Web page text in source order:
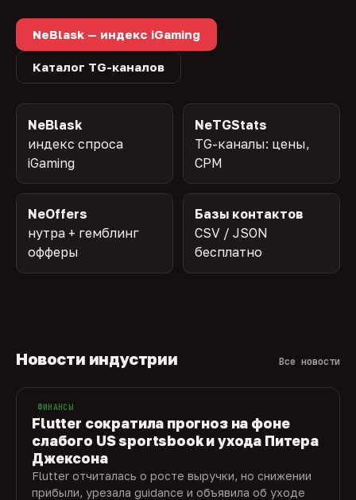
NeBlask — индекс iGaming
Каталог TG-каналов
NeBlask
индекс спроса
iGaming
NeTGStats
TG-каналы: цены,
CPM
NeOffers
нутра + гемблинг
офферы
Базы контактов
CSV / JSON
бесплатно
Новости индустрии Все новости
ФИНАНСЫ
Flutter сократила прогноз на фоне
слабого US sportsbook и ухода Питера
Джексона
Flutter отчиталась о росте выручки, но снижении
прибыли, урезала guidance и объявила об уходе